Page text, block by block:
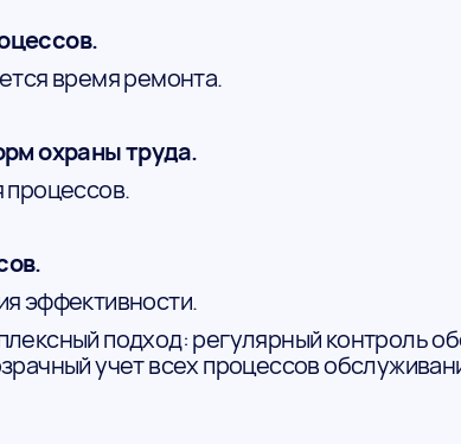
время ремонта.
охраны труда.
процессов.
эффективности.
подход: регулярный контроль
учет всех процессов